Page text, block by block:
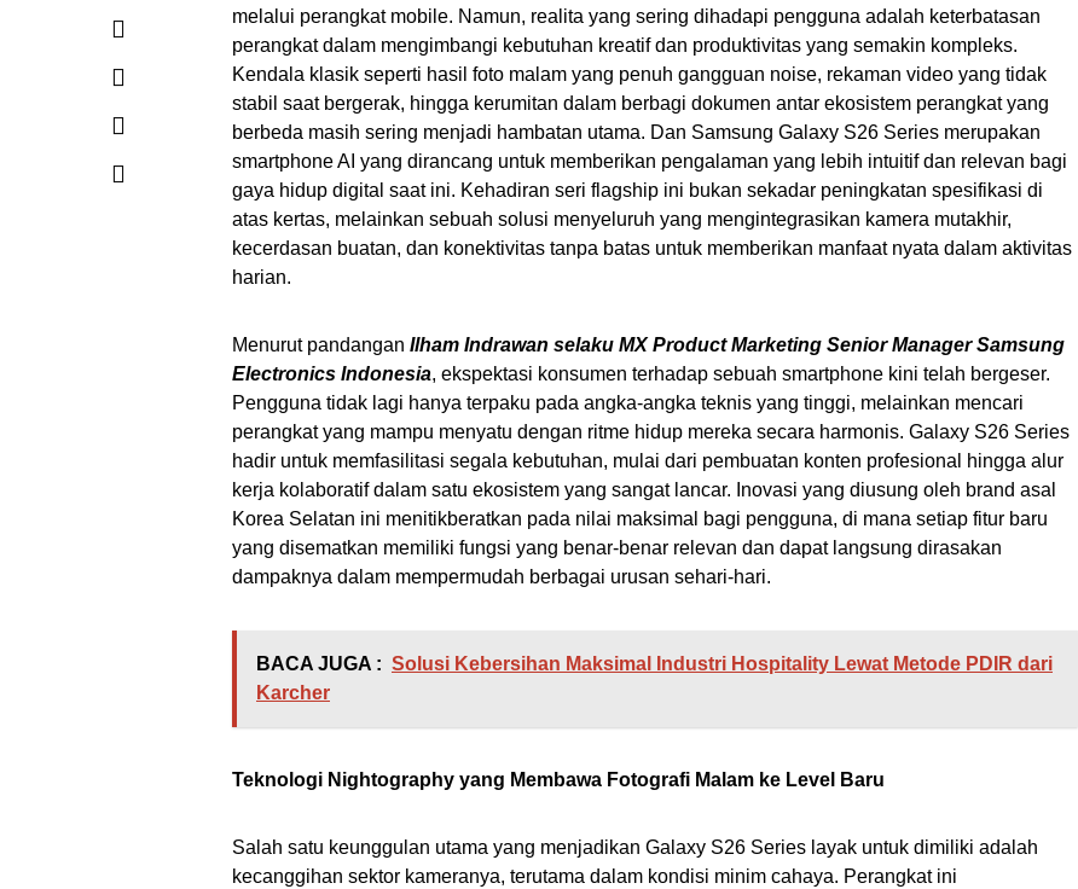
melalui perangkat mobile. Namun, realita yang sering dihadapi pengguna adalah keterbatasan
perangkat dalam mengimbangi kebutuhan kreatif dan produktivitas yang semakin kompleks.
Kendala klasik seperti hasil foto malam yang penuh gangguan noise, rekaman video yang tidak
stabil saat bergerak, hingga kerumitan dalam berbagi dokumen antar ekosistem perangkat yang
berbeda masih sering menjadi hambatan utama. Dan Samsung Galaxy S26 Series merupakan
smartphone AI yang dirancang untuk memberikan pengalaman yang lebih intuitif dan relevan bagi
gaya hidup digital saat ini. Kehadiran seri flagship ini bukan sekadar peningkatan spesifikasi di
atas kertas, melainkan sebuah solusi menyeluruh yang mengintegrasikan kamera mutakhir,
kecerdasan buatan, dan konektivitas tanpa batas untuk memberikan manfaat nyata dalam aktivitas
harian.
Menurut pandangan Ilham Indrawan selaku MX Product Marketing Senior Manager Samsung
Electronics Indonesia, ekspektasi konsumen terhadap sebuah smartphone kini telah bergeser.
Pengguna tidak lagi hanya terpaku pada angka-angka teknis yang tinggi, melainkan mencari
perangkat yang mampu menyatu dengan ritme hidup mereka secara harmonis. Galaxy S26 Series
hadir untuk memfasilitasi segala kebutuhan, mulai dari pembuatan konten profesional hingga alur
kerja kolaboratif dalam satu ekosistem yang sangat lancar. Inovasi yang diusung oleh brand asal
Korea Selatan ini menitikberatkan pada nilai maksimal bagi pengguna, di mana setiap fitur baru
yang disematkan memiliki fungsi yang benar-benar relevan dan dapat langsung dirasakan
dampaknya dalam mempermudah berbagai urusan sehari-hari.
BACA JUGA : Solusi Kebersihan Maksimal Industri Hospitality Lewat Metode PDIR dari
Karcher
Teknologi Nightography yang Membawa Fotografi Malam ke Level Baru
Salah satu keunggulan utama yang menjadikan Galaxy S26 Series layak untuk dimiliki adalah
kecanggihan sektor kameranya, terutama dalam kondisi minim cahaya. Perangkat ini